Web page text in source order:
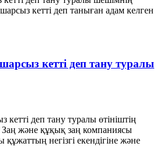
кетті деп таныған адам келген
кетті деп тану туралы
кетті деп тану туралы өтініштің
Заң және құқық заң компаниясы
негізгі екендігіне және